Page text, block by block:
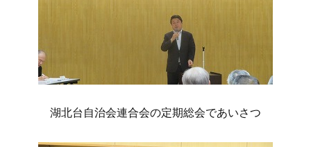
湖北台自治会連合会の定期総会であいさつ